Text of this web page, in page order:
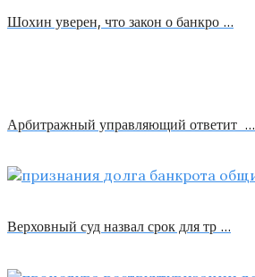
Шохин уверен, что закон о банкро …
Арбитражный управляющий ответит …
Верховный суд назвал срок для тр …